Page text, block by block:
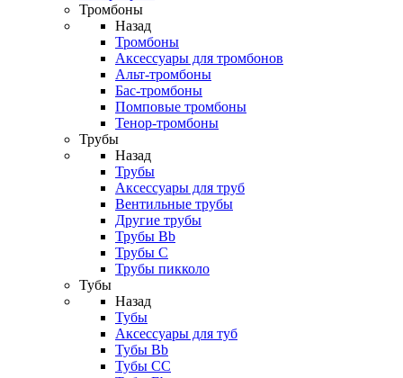
Тромбоны
Назад
Тромбоны
Аксессуары для тромбонов
Альт-тромбоны
Бас-тромбоны
Помповые тромбоны
Тенор-тромбоны
Трубы
Назад
Трубы
Аксессуары для труб
Вентильные трубы
Другие трубы
Трубы Bb
Трубы C
Трубы пикколо
Тубы
Назад
Тубы
Аксессуары для туб
Тубы Bb
Тубы CC